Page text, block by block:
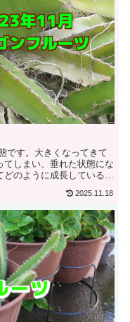
です。大きくなってきて
しまい、垂れた状態にな
どのように成長しているの
2025.11.18